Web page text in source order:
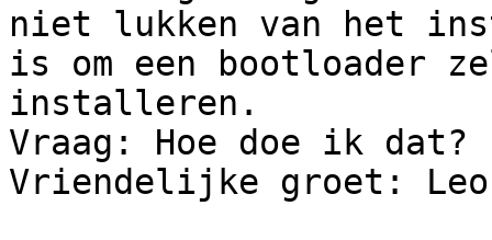
niet lukken van het
is om een bootloader
installeren.
Vraag: Hoe doe ik dat?
Vriendelijke groet: